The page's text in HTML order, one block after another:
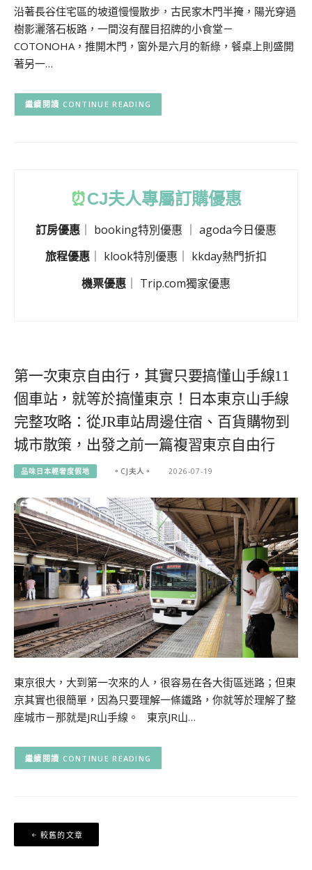
沿著長谷住宅區的坡道慢慢散步，古民家木門半掩，陽光穿過
樹影灑落石板路，一間沒有醒目招牌的小食堂－
COTONOHA，推開木門，窗外是六月的新綠，餐桌上則盛開
著另一…
CONTINUE READING
⏰CJ夫人專屬訂購優惠
訂房優惠 ｜ booking特別優惠 ｜ agoda今日優惠
旅程優惠
klook特別優惠
kkday熱門折扣
機票優惠
Trip.com獨家優惠
第一次東京自由行，其實只要搞懂山手線11
個車站，就等於搞懂東京！日本東京山手線
完整攻略：從JR車站周邊住宿、百貨購物到
城市散策，出發之前一篇複習東京自由行
品味日本輕奢度假地 。CJ夫人。 2026-07-19
東京很大，大到第一次來的人，很容易在各大街區迷路；但東
京其實也很簡單，因為只要理解一條鐵路，你就等於理解了整
座城市－那就是JR山手線。 東京JR山…
CONTINUE READING
文
章
較舊的文章